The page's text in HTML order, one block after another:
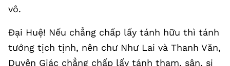
vô.
Đại Huệ! Nếu chẳng chấp lấy tánh hữu thì tánh
tướng tịch tịnh, nên chư Như Lai và Thanh Văn,
Duyên Giác chẳng chấp lấy tánh tham, sân, si